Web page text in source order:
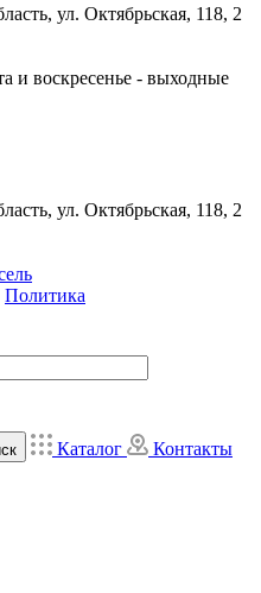
ул. Октябрьская, 118, 2
и воскресенье - выходные
ул. Октябрьская, 118, 2
Политика
Каталог Контакты